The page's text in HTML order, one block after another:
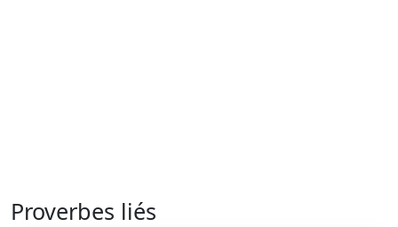
Proverbes liés